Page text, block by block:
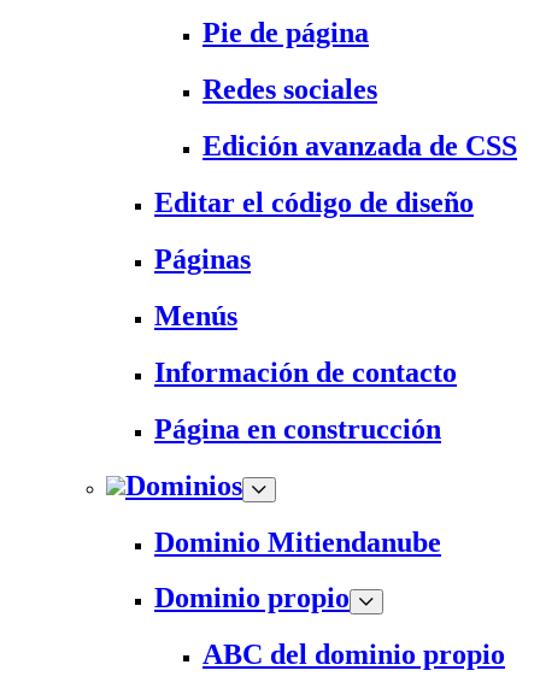
Pie de página
Redes sociales
Edición avanzada de CSS
Editar el código de diseño
Páginas
Menús
Información de contacto
Página en construcción
Dominios
Dominio Mitiendanube
Dominio propio
ABC del dominio propio